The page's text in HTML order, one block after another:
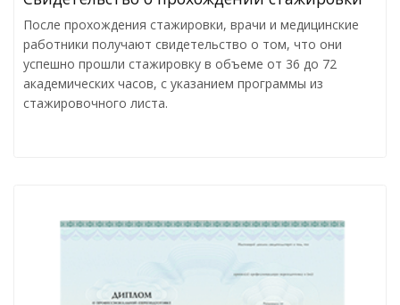
После прохождения стажировки, врачи и медицинские
работники получают свидетельство о том, что они
успешно прошли стажировку в объеме от 36 до 72
академических часов, с указанием программы из
стажировочного листа.